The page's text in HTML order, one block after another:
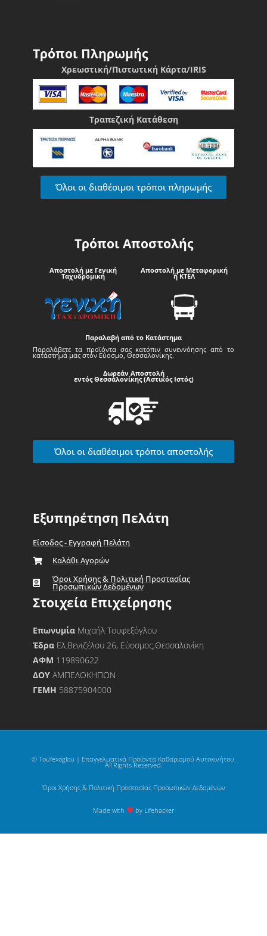
Τρόποι Πληρωμής
Χρεωστική/Πιστωτική Κάρτα/IRIS
Τραπεζική Κατάθεση
Όλοι οι διαθέσιμοι τρόποι πληρωμής
Τρόποι Αποστολής
Αποστολή με Γενική
Ταχυδρομική
Αποστολή με Μεταφορική
ή ΚΤΕΛ
Παραλαβή από το Κατάστημα
Παραλάβετε τα προϊόντα σας κατόπιν συνεννόησης από το
κατάστημά μας στον Εύοσμο, Θεσσαλονίκης.
Δωρεάν Αποστολή
εντός Θεσσαλονίκης (Αστικός Ιστός)
Όλοι οι διαθέσιμοι τρόποι αποστολής
Εξυπηρέτηση Πελάτη
Είσοδος - Εγγραφή Πελάτη
Καλάθι Αγορών
Όροι Χρήσης & Πολιτική Προστασίας
Προσωπικών Δεδομένων
Στοιχεία Επιχείρησης
Επωνυμία Μιχαήλ Τουφεξόγλου
Έδρα Ελ.Βενιζέλου 26, Εύοσμος,Θεσσαλονίκη
ΑΦΜ 119890622
ΔΟΥΑΜΠΕΛΟΚΗΠΩΝ
ΓΕΜΗ 58875904000
© Toufexoglou | Επαγγελματικά Προϊόντα Καθαρισμού Αυτοκινήτου.
All Rights Reserved.
Όροι Χρήσης & Πολιτική Προστασίας Προσωπικών Δεδομένων
Made with by Lifehacker